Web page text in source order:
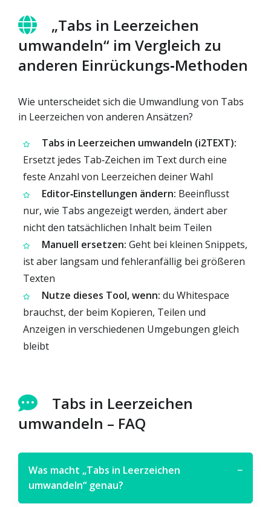
„Tabs in Leerzeichen
umwandeln“ im Vergleich zu
anderen Einrückungs‑Methoden
Wie unterscheidet sich die Umwandlung von Tabs
in Leerzeichen von anderen Ansätzen?
Tabs in Leerzeichen umwandeln (i2TEXT):
Ersetzt jedes Tab‑Zeichen im Text durch eine
feste Anzahl von Leerzeichen deiner Wahl
Editor‑Einstellungen ändern: Beeinflusst
nur, wie Tabs angezeigt werden, ändert aber
nicht den tatsächlichen Inhalt beim Teilen
Manuell ersetzen: Geht bei kleinen Snippets,
ist aber langsam und fehleranfällig bei größeren
Texten
Nutze dieses Tool, wenn: du Whitespace
brauchst, der beim Kopieren, Teilen und
Anzeigen in verschiedenen Umgebungen gleich
bleibt
Tabs in Leerzeichen
umwandeln – FAQ
Was macht „Tabs in Leerzeichen
umwandeln“ genau?
−